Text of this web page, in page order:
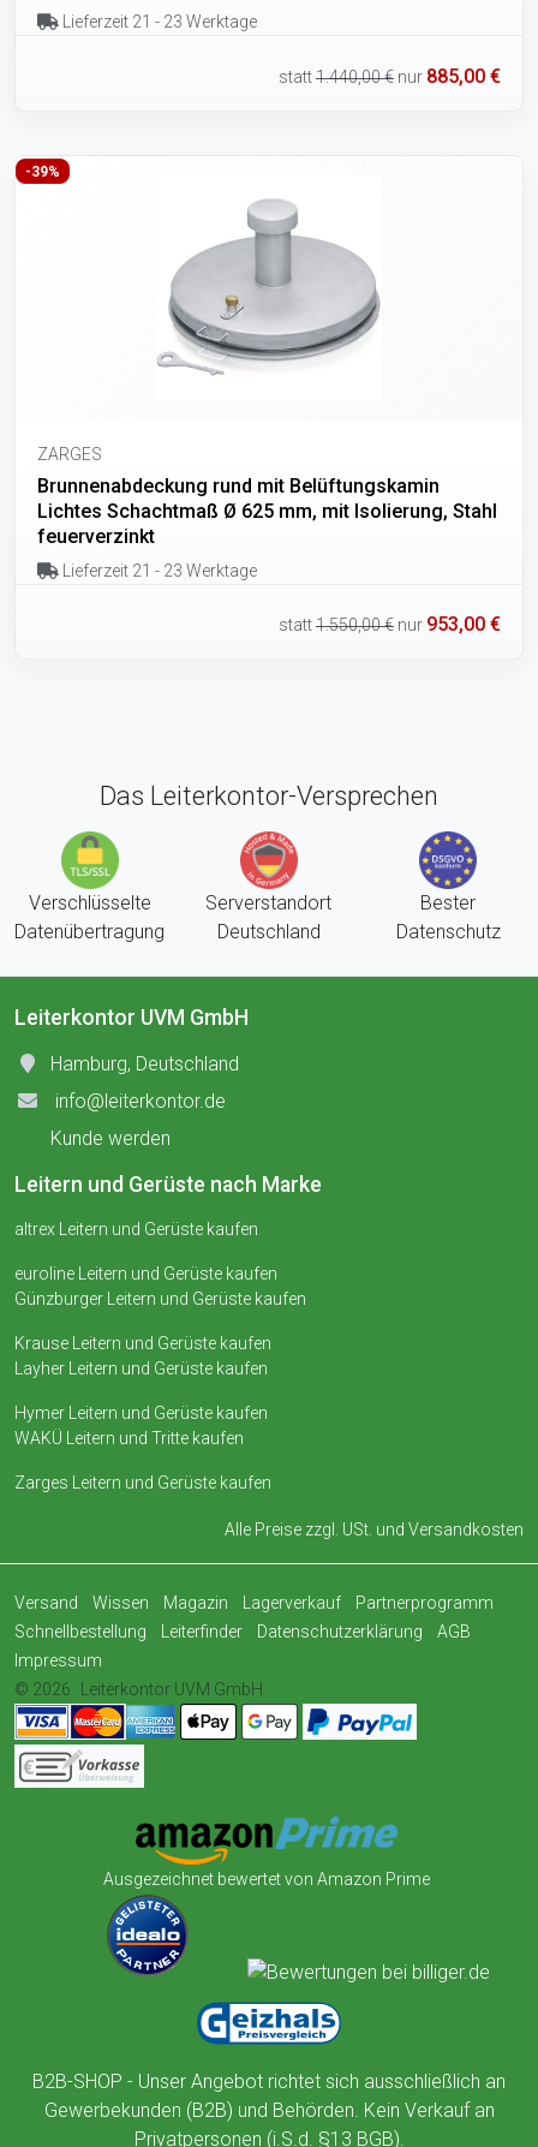
Lieferzeit 21 - 23 Werktage
statt1.440,00 € nur 885,00 €
-39%
ZARGES
Brunnenabdeckung rund mit Belüftungskamin
Lichtes Schachtmaß Ø 625 mm, mit Isolierung, Stahl
feuerverzinkt
Lieferzeit 21 - 23 Werktage
statt1.550,00 € nur 953,00 €
Das Leiterkontor-Versprechen
Verschlüsselte
Datenübertragung
Serverstandort
Deutschland
Bester
Datenschutz
Leiterkontor UVM GmbH
Hamburg, Deutschland
info@leiterkontor.de
Kunde werden
Leitern und Gerüste nach Marke
altrex Leitern und Gerüste kaufen
euroline Leitern und Gerüste kaufen
Günzburger Leitern und Gerüste kaufen
Krause Leitern und Gerüste kaufen
Layher Leitern und Gerüste kaufen
Hymer Leitern und Gerüste kaufen
WAKÜ Leitern und Tritte kaufen
Zarges Leitern und Gerüste kaufen
Alle Preise zzgl. USt. und Versandkosten
Versand Wissen Magazin Lagerverkauf
Partnerprogramm
Schnellbestellung
Leiterfinder Datenschutzerklärung
AGB
Impressum
© 2026
Leiterkontor UVM GmbH
Ausgezeichnet bewertet von Amazon Prime
B2B-SHOP - Unser Angebot richtet sich ausschließlich an
Gewerbekunden (B2B) und Behörden. Kein Verkauf an
Privatpersonen (i.S.d. §13 BGB).